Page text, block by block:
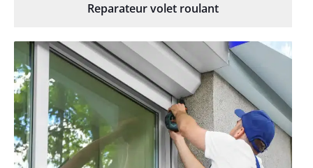
Reparateur volet roulant